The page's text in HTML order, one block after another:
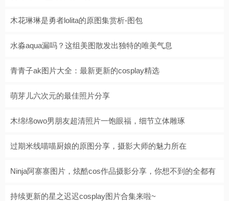
木花琳琳是勇者lolita的原图集赏析-图包
水淼aqua漏吗？这组美图散发出独特的唯美气息
青青子ak图片大全：最新更新的cosplay精选
萌芽儿六次元的最佳照片分享
木绵绵owo男朋友超清照片一饱眼福，细节立体雕琢
过期米线喵喵厨娘的原图分享，摄影大师的魅力所在
Ninja阿寨寨图片，炫酷cos作品摄影分享，你想不到的全都有
持续更新的星之迟迟cosplay图片合集来啦~